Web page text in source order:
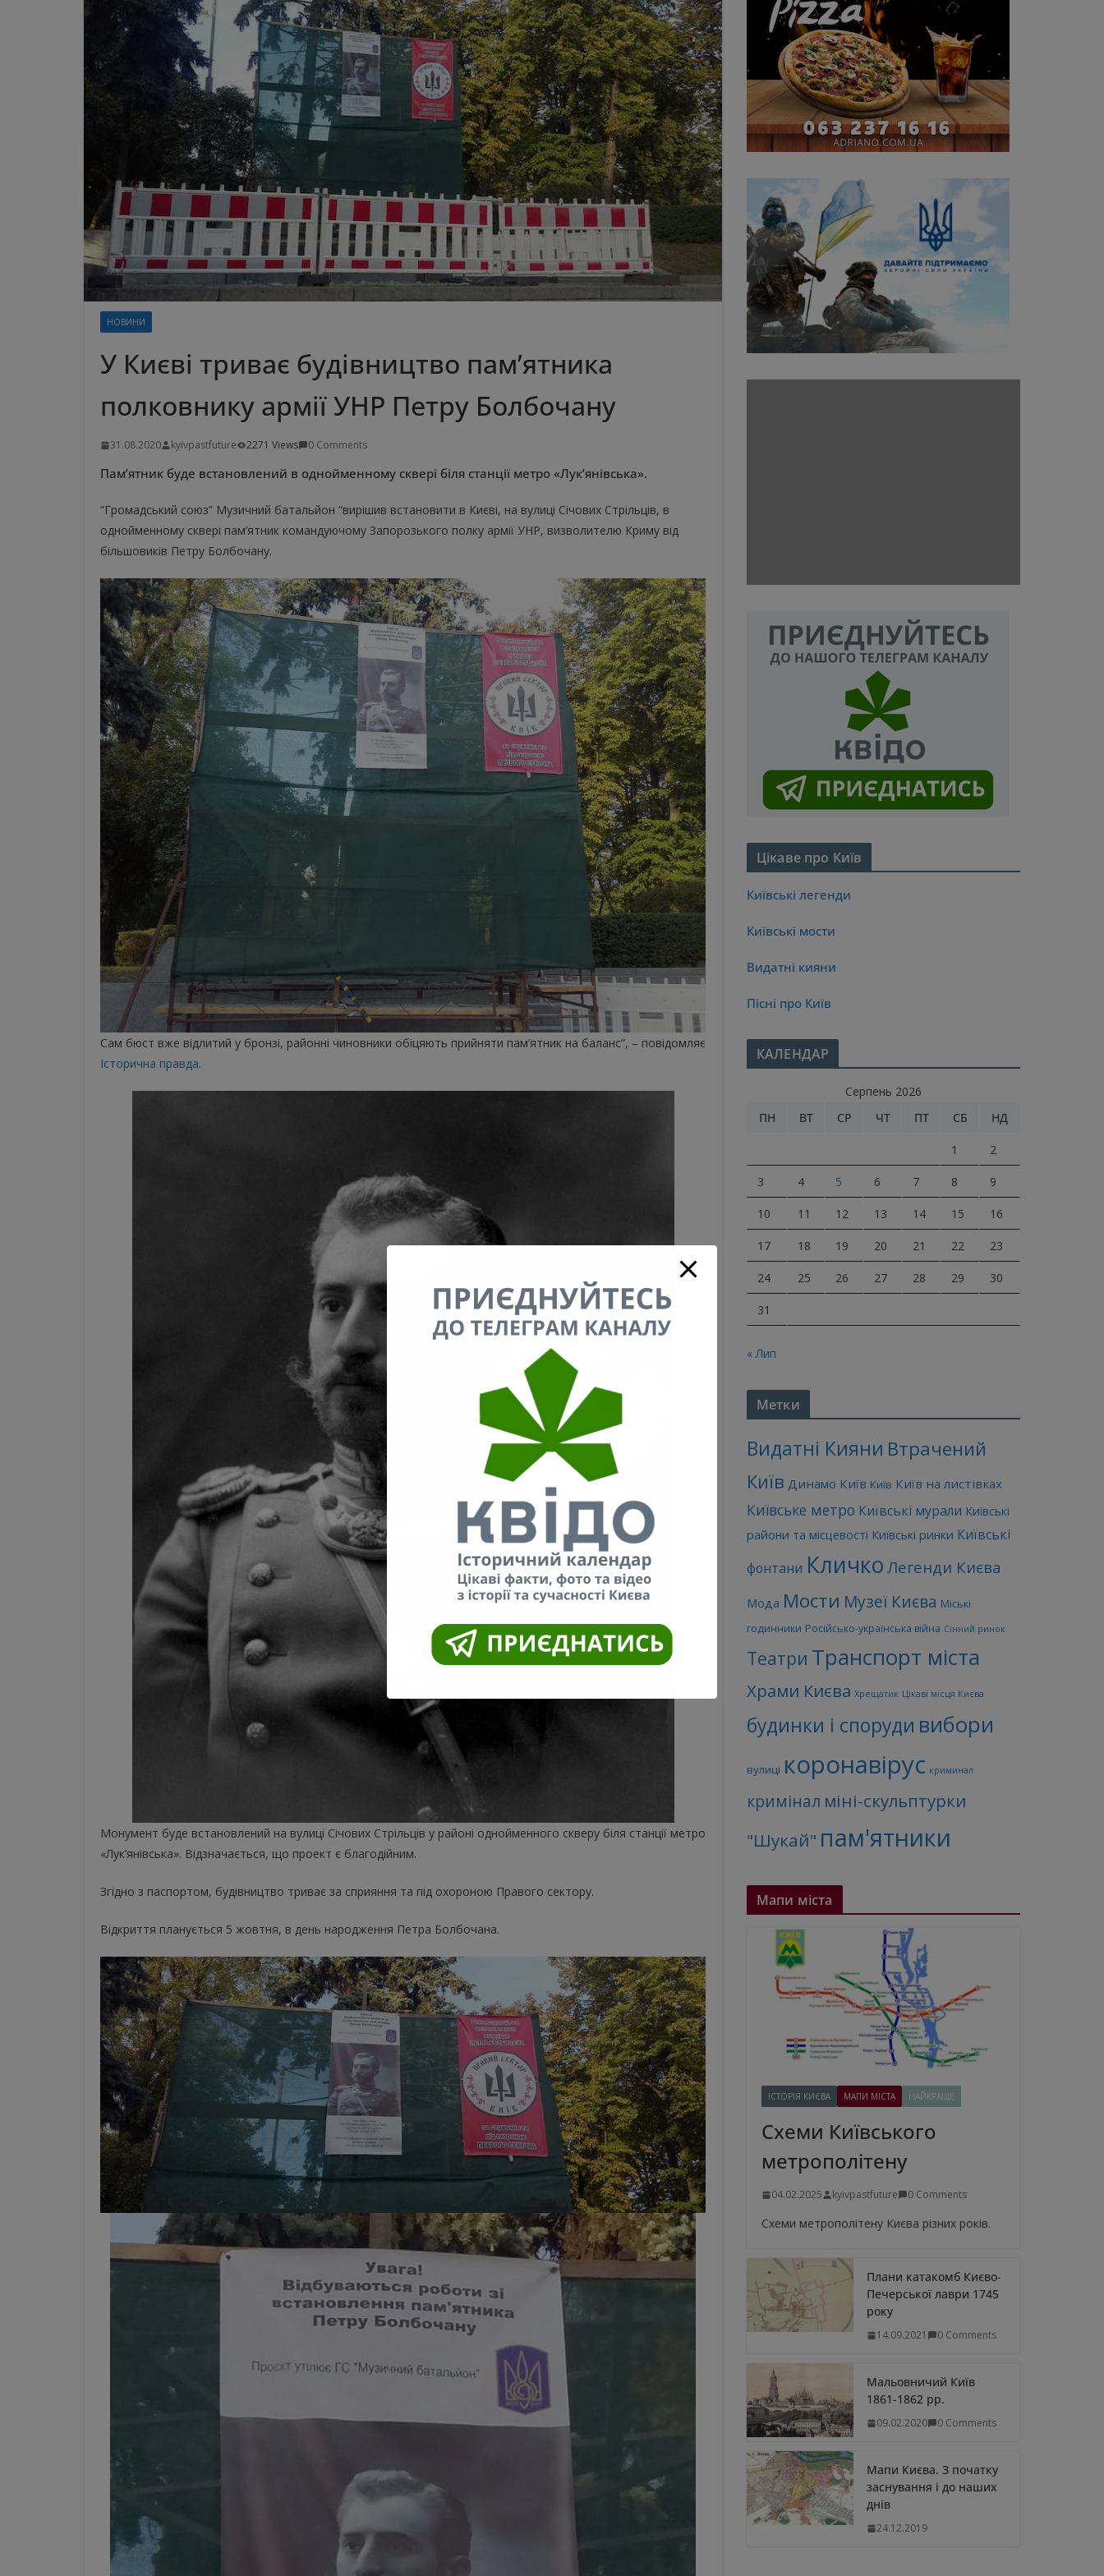
НОВИНИ
У Києві триває будівництво пам’ятника
полковнику армії УНР Петру Болбочану
31.08.2020 kyivpastfuture 2271 Views 0 Comments
Пам’ятник буде встановлений в однойменному сквері біля станції метро «Лук’янівська».
“Громадський союз” Музичний батальйон “вирішив встановити в Києві, на вулиці Січових Стрільців, в
однойменному сквері пам’ятник командуючому Запорозького полку армії УНР, визволителю Криму від
більшовиків Петру Болбочану.
Сам бюст вже відлитий у бронзі, районні чиновники обіцяють прийняти пам’ятник на баланс”, – повідомляє
Історична правда.
Монумент буде встановлений на вулиці Січових Стрільців у районі однойменного скверу біля станції метро
«Лук’янівська». Відзначається, що проект є благодійним.
Згідно з паспортом, будівництво триває за сприяння та під охороною Правого сектору.
Відкриття планується 5 жовтня, в день народження Петра Болбочана.
Цікаве про Київ
Київські легенди
Київські мости
Видатні кияни
Пісні про Київ
КАЛЕНДАР
Серпень 2026
ПН
ВТ СР ЧТ ПТ СБ НД
1 2
3 4 5 6 7 8 9
10 11 12 13 14 15 16
17 18 19 20 21 22 23
24 25 26 27 28 29 30
31
« Лип
Метки
Видатні Кияни Втрачений
Київ Динамо Київ Київ Київ на листівках
Київське метро Київські мурали Київські
райони та місцевості Київські ринки Київські
фонтани Кличко Легенди Києва
Мода Мости Музеї Києва Міські
годинники Російсько-українська війна Сінний ринок
Театри Транспорт міста
Храми Києва Хрещатик Цікаві місця Києва
будинки і споруди вибори
вулиці коронавірус криминал
кримінал міні-скульптурки
"Шукай" пам'ятники
Мапи міста
ІСТОРІЯ КИЄВА МАПИ МІСТА НАЙКРАЩЕ
Схеми Київського
метрополітену
04.02.2025 kyivpastfuture 0 Comments
Схеми метрополітену Києва різних років.
Плани катакомб Києво-
Печерської лаври 1745
року
14.09.2021 0 Comments
Мальовничий Київ
1861-1862 рр.
09.02.2020 0 Comments
Мапи Києва. З початку
заснування і до наших
днів
24.12.2019